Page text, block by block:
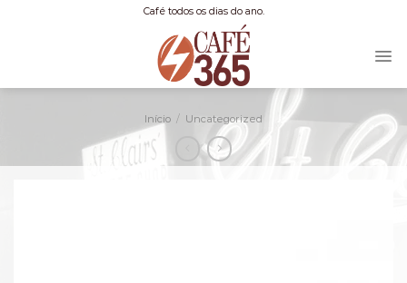
Café todos os dias do ano.
Início / Uncategorized